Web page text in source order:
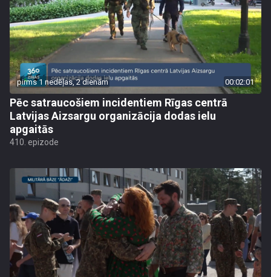
pirms 1 nedēļas, 2 dienām 00:02:01
Pēc satraucošiem incidentiem Rīgas centrā
Latvijas Aizsargu organizācija dodas ielu
apgaitās
410. epizode